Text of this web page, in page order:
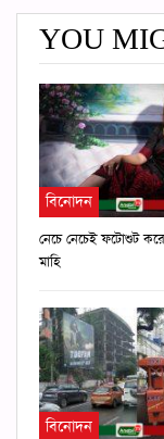
YOU
বিনোদন
নেচে নেচেই ফটোশুট
মাহি
বিনোদন